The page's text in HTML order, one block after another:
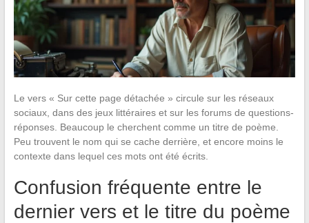
Le vers « Sur cette page détachée » circule sur les réseaux
sociaux, dans des jeux littéraires et sur les forums de questions-
réponses. Beaucoup le cherchent comme un titre de poème.
Peu trouvent le nom qui se cache derrière, et encore moins le
contexte dans lequel ces mots ont été écrits.
Confusion fréquente entre le
dernier vers et le titre du poème